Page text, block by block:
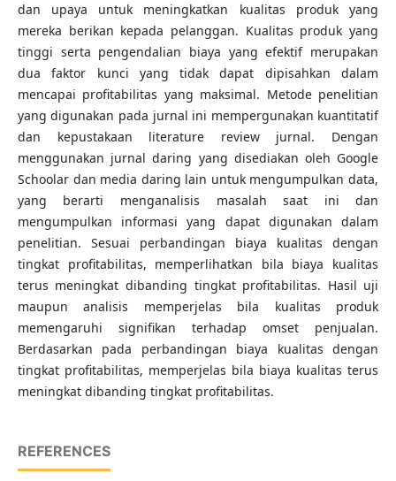
dan upaya untuk meningkatkan kualitas produk yang
mereka berikan kepada pelanggan. Kualitas produk yang
tinggi serta pengendalian biaya yang efektif merupakan
dua faktor kunci yang tidak dapat dipisahkan dalam
mencapai profitabilitas yang maksimal. Metode penelitian
yang digunakan pada jurnal ini mempergunakan kuantitatif
dan kepustakaan literature review jurnal. Dengan
menggunakan jurnal daring yang disediakan oleh Google
Schoolar dan media daring lain untuk mengumpulkan data,
yang berarti menganalisis masalah saat ini dan
mengumpulkan informasi yang dapat digunakan dalam
penelitian. Sesuai perbandingan biaya kualitas dengan
tingkat profitabilitas, memperlihatkan bila biaya kualitas
terus meningkat dibanding tingkat profitabilitas. Hasil uji
maupun analisis memperjelas bila kualitas produk
memengaruhi signifikan terhadap omset penjualan.
Berdasarkan pada perbandingan biaya kualitas dengan
tingkat profitabilitas, memperjelas bila biaya kualitas terus
meningkat dibanding tingkat profitabilitas.
REFERENCES